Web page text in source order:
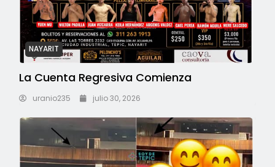
NAYARIT
La Cuenta Regresiva Comienza
uranio235 julio 30, 2026